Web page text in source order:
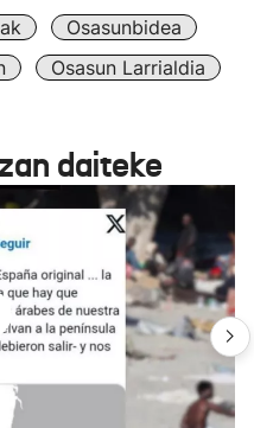
Osasunbidea
Osasun Larrialdia
daiteke